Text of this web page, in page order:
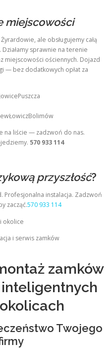
miejscowości
ale obsługujemy całą
sprawnie na terenie
miejscowości ościennych. Dojazd
— bez dodatkowych opłat za
na liście — zadzwoń do nas.
570 933 114
przyszłość?
Profesjonalna instalacja. Zadzwoń
zacząć.570 933 114
okolice
i serwis zamków
zamków
Twojego